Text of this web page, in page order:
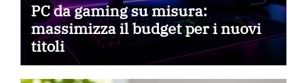
PC da gaming su misura:
massimizza il budget per i nuovi
titoli